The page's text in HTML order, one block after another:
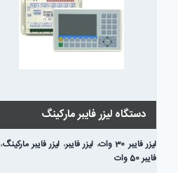
دستگاه لیزر فایبر مارکینگ
لیزر فایبر 30 وات ، لیزر فایبر، لیزر فایبر مارکینگ،
فایبر 50 وات